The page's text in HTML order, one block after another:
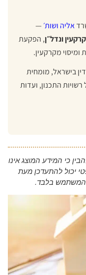
אליה ושות׳ —
ונדל״ן, הפקעת
מקרקעין.
בישראל, מומחית
רשויות התכנון, ועדות
כי המידע המוצג אינו
יכול להתעדכן מעת
המשתמש בלבד.